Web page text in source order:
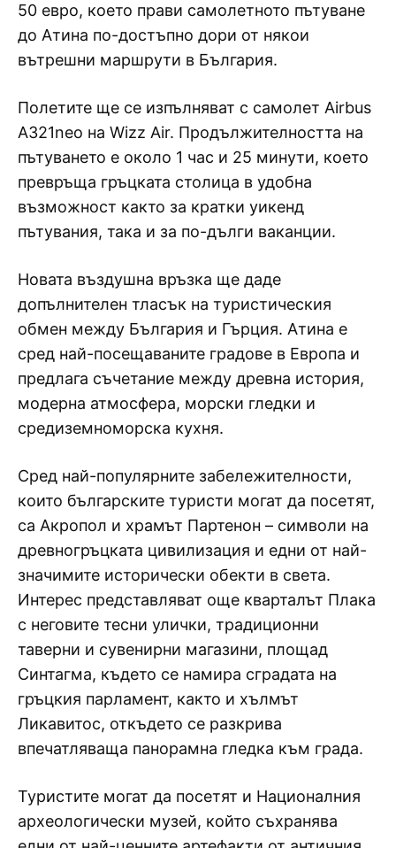
50 евро, което прави самолетното пътуване
до Атина по-достъпно дори от някои
вътрешни маршрути в България.
Полетите ще се изпълняват с самолет Airbus
A321neo на Wizz Air. Продължителността на
пътуването е около 1 час и 25 минути, което
превръща гръцката столица в удобна
възможност както за кратки уикенд
пътувания, така и за по-дълги ваканции.
Новата въздушна връзка ще даде
допълнителен тласък на туристическия
обмен между България и Гърция. Атина е
сред най-посещаваните градове в Европа и
предлага съчетание между древна история,
модерна атмосфера, морски гледки и
средиземноморска кухня.
Сред най-популярните забележителности,
които българските туристи могат да посетят,
са Акропол и храмът Партенон – символи на
древногръцката цивилизация и едни от най-
значимите исторически обекти в света.
Интерес представляват още кварталът Плака
с неговите тесни улички, традиционни
таверни и сувенирни магазини, площад
Синтагма, където се намира сградата на
гръцкия парламент, както и хълмът
Ликавитос, откъдето се разкрива
впечатляваща панорамна гледка към града.
Туристите могат да посетят и Националния
археологически музей, който съхранява